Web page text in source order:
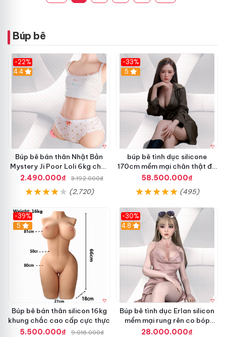
Búp bê
-22%
4.4
Búp bê bán thân Nhật Bản
Mystery Ji Poor Loli 6kg chất
liệu TPE cao cấp
2.490.000₫ 3.192.000₫
(2,720)
-33%
5
búp bê tình dục silicone
170cm mềm mại chân thật đồ
chơi người lớn cao cấp
58.500.000₫
(495)
-39%
5
Búp bê bán thân silicon 16kg
khung chắc cao cấp cực thực
5.500.000₫
9.016.000₫
-30%
4.8
Búp bê tình dục Erlan silicon
mềm mại rung rên co bóp
1m58
28.000.000₫